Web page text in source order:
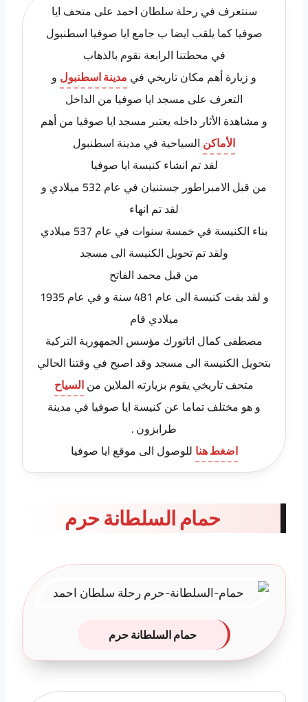
سنتعرف في رحلة سلطان احمد على متحف ايا
صوفيا كما يلقب ايضا ب جامع ايا صوفيا اسطنبول
في محطتنا الرابعة نقوم بالذهاب
و زيارة أهم مكان تاريخي في مدينة اسطنبول و
التعرف على مسجد ايا صوفيا من الداخل
و مشاهدة الأثار داخله يعتبر مسجد ايا صوفيا من أهم
الأماكن السياحية في مدينة اسطنبول
لقد تم انشاء كنيسة ايا صوفيا
من قبل الامبراطور جستنيان في عام 532 ميلادي و
لقد تم انهاء
بناء الكنيسة في خمسة سنوات في عام 537 ميلادي
ولقد تم تحويل الكنيسة الى مسجد
من قبل محمد الفاتح
و لقد بقت كنيسة الى عام 481 سنة و في عام 1935
ميلادي قام
مصطفى كمال اتاتورك مؤسس الجمهورية التركية
بتحويل الكنيسة الى مسجد وقد اصبح في وقتنا الحالي
متحف تاريخي يقوم بزيارته الملاين منالسياح
و هو مختلف تماما عن كنيسة ايا صوفيا في مدينة
طرابزون .
اضغط هنا للوصول الى موقع ايا صوفيا
حمام السلطانة حرم
حمام السلطانة حرم